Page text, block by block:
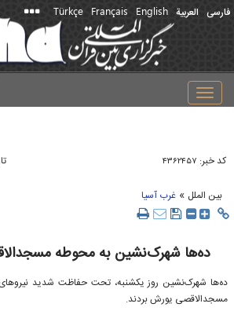
فارسی العربیة English
Français
Türkçe
Toggle
navigation
کد خبر: ۴۳۶۲۴۵۷
بین الملل » غرب آسیا
ده‌ها شهرک‌نشین به محوطه
ده‌ها شهرک‌نشین روز یکشنبه، تحت حفاظت شدید نیروهای
مسجدالاقصی یورش بردند.